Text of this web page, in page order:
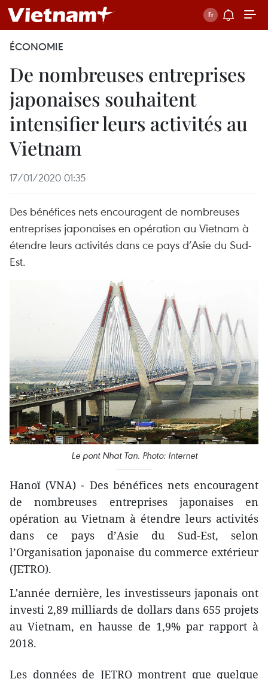
ÉCONOMIE
De nombreuses entreprises
japonaises souhaitent
intensifier leurs activités au
Vietnam
17/01/2020 01:35
Des bénéfices nets encouragent de nombreuses
entreprises japonaises en opération au Vietnam à
étendre leurs activités dans ce pays d’Asie du Sud-
Est.
Le pont Nhat Tan. Photo: Internet
Hanoï (VNA) - Des bénéfices nets encouragent
de nombreuses entreprises japonaises en
opération au Vietnam à étendre leurs activités
dans ce pays d’Asie du Sud-Est, selon
l’Organisation japonaise du commerce extérieur
(JETRO).
L'année dernière, les investisseurs japonais ont
investi 2,89 milliards de dollars dans 655 projets
au Vietnam, en hausse de 1,9% par rapport à
2018.
Les données de JETRO montrent que quelque